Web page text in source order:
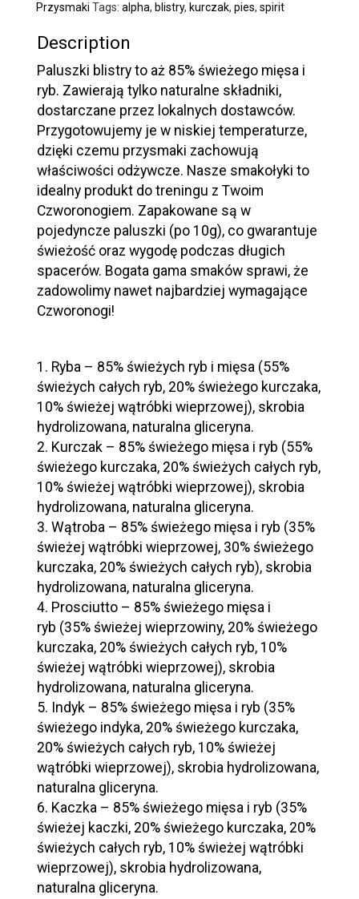
Przysmaki Tags: alpha, blistry, kurczak, pies, spirit
Description
Paluszki blistry to aż 85% świeżego mięsa i
ryb. Zawierają tylko naturalne składniki,
dostarczane przez lokalnych dostawców.
Przygotowujemy je w niskiej temperaturze,
dzięki czemu przysmaki zachowują
właściwości odżywcze. Nasze smakołyki to
idealny produkt do treningu z Twoim
Czworonogiem. Zapakowane są w
pojedyncze paluszki (po 10g), co gwarantuje
świeżość oraz wygodę podczas długich
spacerów. Bogata gama smaków sprawi, że
zadowolimy nawet najbardziej wymagające
Czworonogi!
1. Ryba – 85% świeżych ryb i mięsa (55%
świeżych całych ryb, 20% świeżego kurczaka,
10% świeżej wątróbki wieprzowej), skrobia
hydrolizowana, naturalna gliceryna.
2. Kurczak – 85% świeżego mięsa i ryb (55%
świeżego kurczaka, 20% świeżych całych ryb,
10% świeżej wątróbki wieprzowej), skrobia
hydrolizowana, naturalna gliceryna.
3. Wątroba – 85% świeżego mięsa i ryb (35%
świeżej wątróbki wieprzowej, 30% świeżego
kurczaka, 20% świeżych całych ryb), skrobia
hydrolizowana, naturalna gliceryna.
4. Prosciutto – 85% świeżego mięsa i
ryb (35% świeżej wieprzowiny, 20% świeżego
kurczaka, 20% świeżych całych ryb, 10%
świeżej wątróbki wieprzowej), skrobia
hydrolizowana, naturalna gliceryna.
5. Indyk – 85% świeżego mięsa i ryb (35%
świeżego indyka, 20% świeżego kurczaka,
20% świeżych całych ryb, 10% świeżej
wątróbki wieprzowej), skrobia hydrolizowana,
naturalna gliceryna.
6. Kaczka – 85% świeżego mięsa i ryb (35%
świeżej kaczki, 20% świeżego kurczaka, 20%
świeżych całych ryb, 10% świeżej wątróbki
wieprzowej), skrobia hydrolizowana,
naturalna gliceryna.